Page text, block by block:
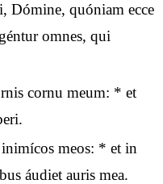
Dómine, quóniam ecce
omnes, qui
cornu meum: * et
meos: * et in
áudiet auris mea.